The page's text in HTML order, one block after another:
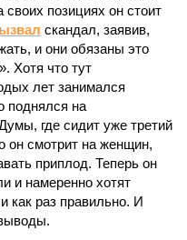
позициях он стоит
скандал, заявив,
и они обязаны это
Хотя что тут
лет занимался
поднялся на
где сидит уже третий
он смотрит на женщин,
приплод. Теперь он
и намеренно хотят
как раз правильно. И